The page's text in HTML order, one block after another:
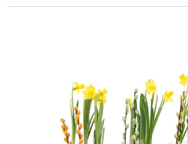
Fietsverlichting
Fiets reparatiesets